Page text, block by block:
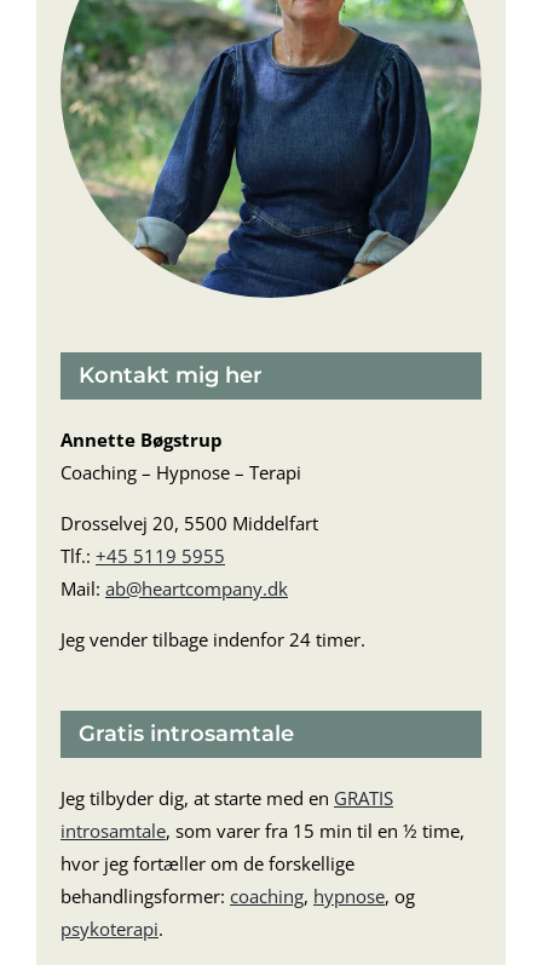
Kontakt mig her
Annette Bøgstrup
Coaching – Hypnose – Terapi
Drosselvej 20, 5500 Middelfart
Tlf.: +45 5119 5955
Mail: ab@heartcompany.dk
Jeg vender tilbage indenfor 24 timer.
Gratis introsamtale
Jeg tilbyder dig, at starte med en GRATIS
introsamtale, som varer fra 15 min til en ½ time,
hvor jeg fortæller om de forskellige
behandlingsformer: coaching, hypnose, og
psykoterapi.